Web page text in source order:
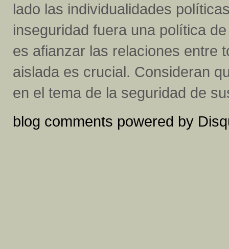
lado las individualidades
inseguridad fuera una política
es afianzar las relaciones entre
aislada es crucial. Consideran
en el tema de la seguridad de
blog comments powered by